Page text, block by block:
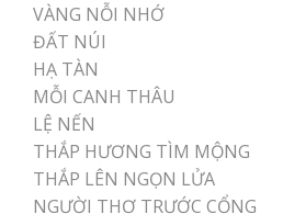
VÀNG NỖI NHỚ
ĐẤT NÚI
HẠ TÀN
MỖI CANH THÂU
LỆ NẾN
THẮP HƯƠNG TÌM MỘNG
THẮP LÊN NGỌN LỬA
NGƯỜI THƠ TRƯỚC CỔNG